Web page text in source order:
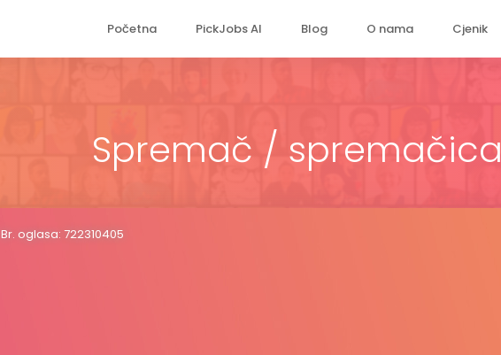
Početna PickJobs AI Blog O nama Cjenik
Spremač / spremačica
Br. oglasa: 722310405